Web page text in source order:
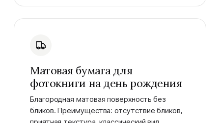
Матовая бумага для
фотокниги на день рождения
Благородная матовая поверхность без
бликов. Преимущества: отсутствие бликов,